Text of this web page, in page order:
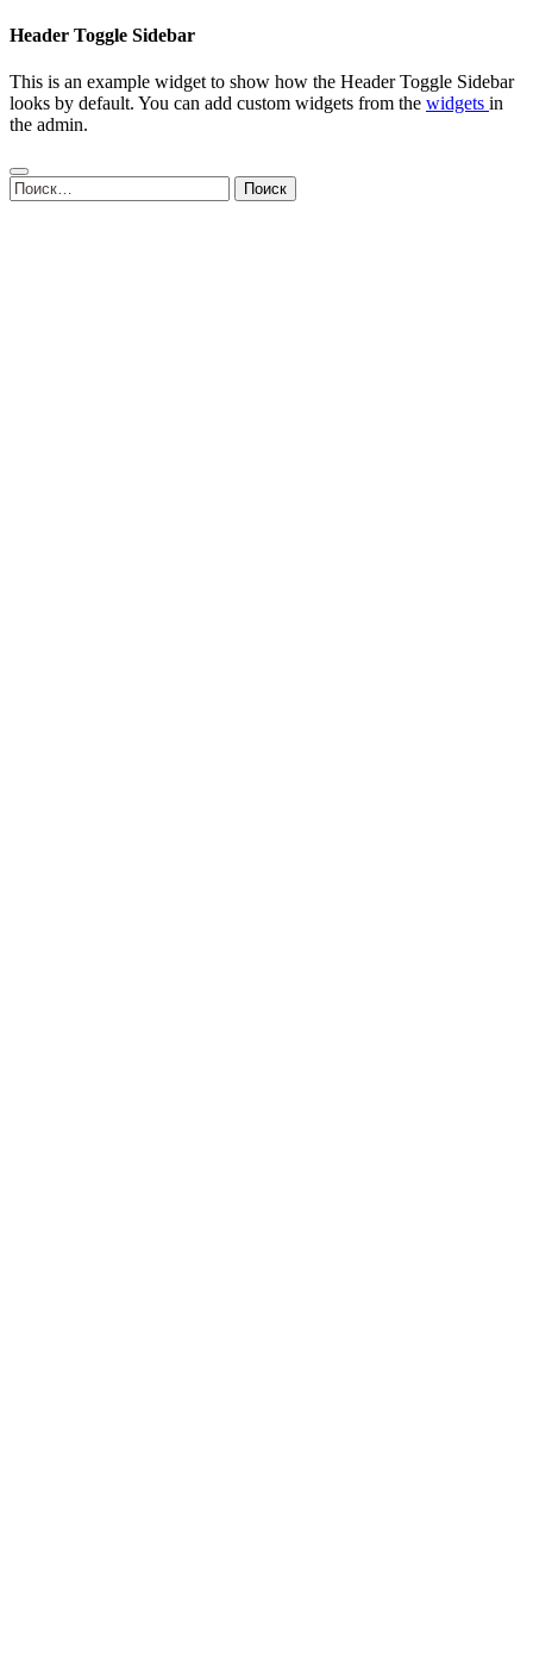
Header Toggle Sidebar
This is an example widget to show how the Header Toggle Sidebar
looks by default. You can add custom widgets from the widgets in
the admin.
Найти: